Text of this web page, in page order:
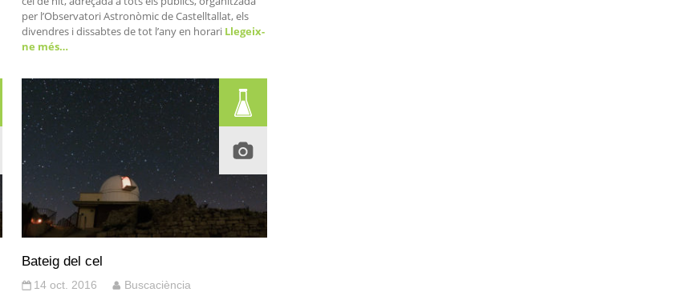
per l’Observatori Astronòmic de Castelltallat, els
divendres i dissabtes de tot l’any en horariLlegeix-
ne més…
Bateig del cel
14 oct. 2016 Buscaciència